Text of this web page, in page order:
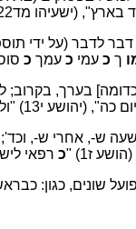
(ישעיהו מד22) "מחיתי
ך כ עמי כ עמך כ
(יהושע י13) "ולא אץ לבוא
ז1) " כ רפאי